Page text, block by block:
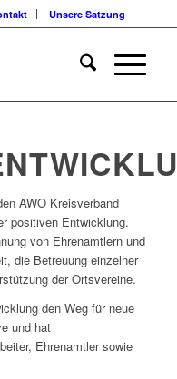
Unsere Satzung
AWO Kreisverband
positiven Entwicklung.
von Ehrenamtlern und
die Betreuung einzelner
der Ortsvereine.
den Weg für neue
und hat
Ehrenamtler sowie